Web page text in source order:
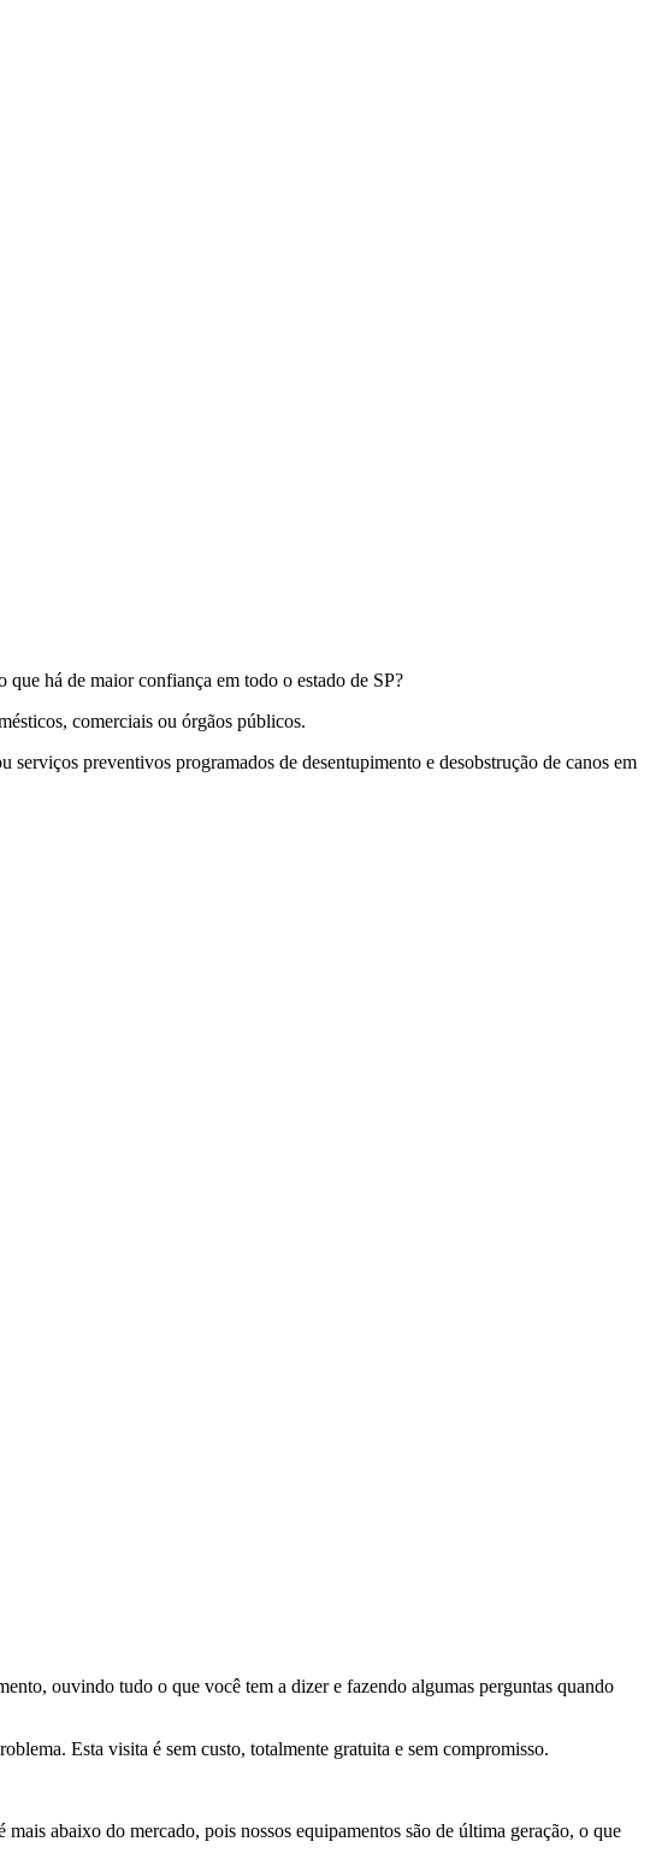
há de maior confiança em todo o estado de SP?
comerciais ou órgãos públicos.
preventivos programados de desentupimento e desobstrução de canos em
ouvindo tudo o que você tem a dizer e fazendo algumas perguntas quando
Esta visita é sem custo, totalmente gratuita e sem compromisso.
abaixo do mercado, pois nossos equipamentos são de última geração, o que